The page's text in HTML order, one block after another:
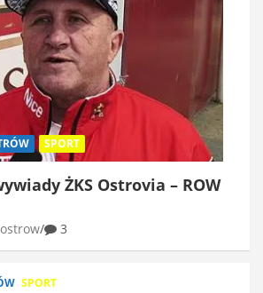
SPORT
ŻKS Ostrovia – ROW
ostrow 3
SPORT